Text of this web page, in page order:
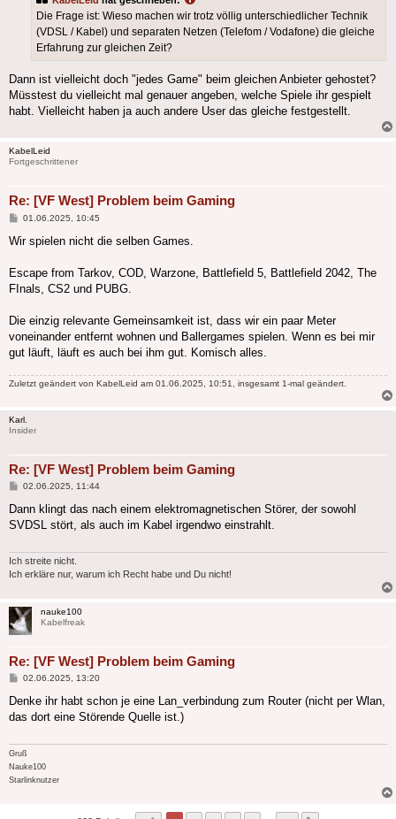
Die Frage ist: Wieso machen wir trotz völlig unterschiedlicher Technik
(VDSL / Kabel) und separaten Netzen (Telefom / Vodafone) die gleiche
Erfahrung zur gleichen Zeit?
Dann ist vielleicht doch "jedes Game" beim gleichen Anbieter gehostet?
Müsstest du vielleicht mal genauer angeben, welche Spiele ihr gespielt
habt. Vielleicht haben ja auch andere User das gleiche festgestellt.
KabelLeid
Fortgeschrittener
Re: [VF West] Problem beim Gaming
Beitrag
01.06.2025, 10:45
Wir spielen nicht die selben Games.
Escape from Tarkov, COD, Warzone, Battlefield 5, Battlefield 2042, The
FInals, CS2 und PUBG.
Die einzig relevante Gemeinsamkeit ist, dass wir ein paar Meter
voneinander entfernt wohnen und Ballergames spielen. Wenn es bei mir
gut läuft, läuft es auch bei ihm gut. Komisch alles.
Zuletzt geändert von KabelLeid am 01.06.2025, 10:51, insgesamt 1-mal geändert.
Karl.
Insider
Re: [VF West] Problem beim Gaming
Beitrag
02.06.2025, 11:44
Dann klingt das nach einem elektromagnetischen Störer, der sowohl
SVDSL stört, als auch im Kabel irgendwo einstrahlt.
Ich streite nicht.
Ich erkläre nur, warum ich Recht habe und Du nicht!
nauke100
Kabelfreak
Re: [VF West] Problem beim Gaming
Beitrag
02.06.2025, 13:20
Denke ihr habt schon je eine Lan_verbindung zum Router (nicht per Wlan,
das dort eine Störende Quelle ist.)
Gruß
Nauke100
Starlinknutzer